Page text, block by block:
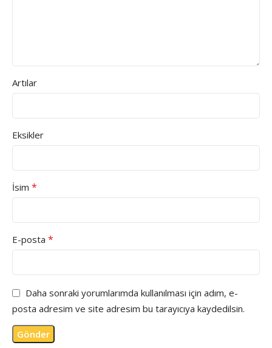
Artılar
Eksikler
İsim *
E-posta *
Daha sonraki yorumlarımda kullanılması için adım, e-
posta adresim ve site adresim bu tarayıcıya kaydedilsin.